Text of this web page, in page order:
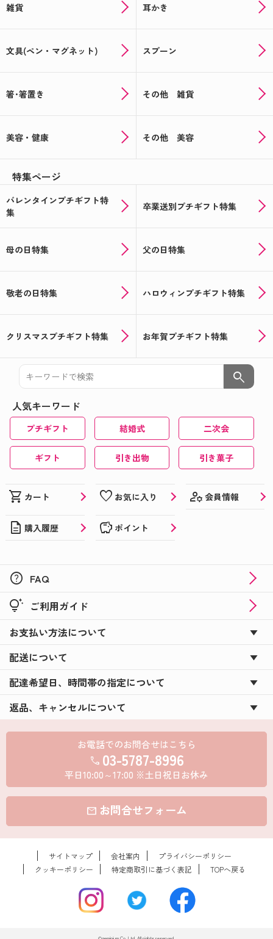
雑貨 耳かき
文具(ペン・マグネット) スプーン
箸･箸置き その他 雑貨
美容・健康 その他 美容
特集ページ
バレンタインプチギフト特
集
卒業送別プチギフト特集
母の日特集 父の日特集
敬老の日特集 ハロウィンプチギフト特集
クリスマスプチギフト特集 お年賀プチギフト特集
search
人気キーワード
プチギフト 結婚式 二次会
ギフト 引き出物 引き菓子
shopping_cart カート favorite お気に入り manage_accounts 会員情報
description 購入履歴 savings ポイント
help FAQ
tips_and_updates ご利用ガイド
お支払い方法について
配送について
配達希望日、時間帯の指定について
返品、キャンセルについて
お電話でのお問合せはこちら
call 03-5787-8996
平日10:00～17:00 ※土日祝日お休み
mail お問合せフォーム
サイトマップ 会社案内
プライバシーポリシー
クッキーポリシー
特定商取引に基づく表記 TOPへ戻る